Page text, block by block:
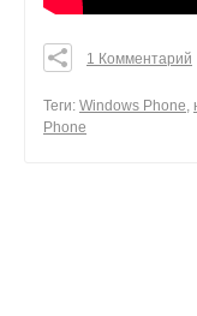
0
1 Комментарий
Теги: Windows Phone,
Phone